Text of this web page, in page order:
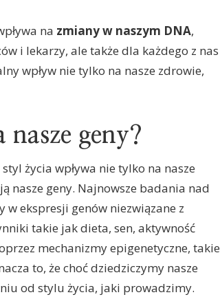
na zmiany w naszym DNA,
i lekarzy, ale także dla każdego z nas
wpływ nie tylko na nasze zdrowie,
nasze geny?
życia wpływa nie tylko na nasze
nasze geny. Najnowsze badania nad
ekspresji genów niezwiązane z
takie jak dieta, sen, aktywność
mechanizmy epigenetyczne, takie
to, że choć dziedziczymy nasze
od stylu życia, jaki prowadzimy.